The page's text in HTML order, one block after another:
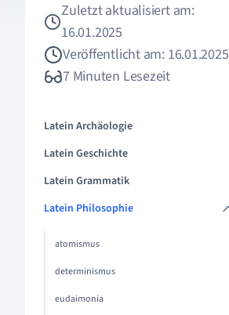
Zuletzt aktualisiert am:
16.01.2025
Veröffentlicht am: 16.01.2025
7 Minuten Lesezeit
Latein Archäologie
Latein Geschichte
Latein Grammatik
Latein Philosophie
atomismus
determinismus
eudaimonia